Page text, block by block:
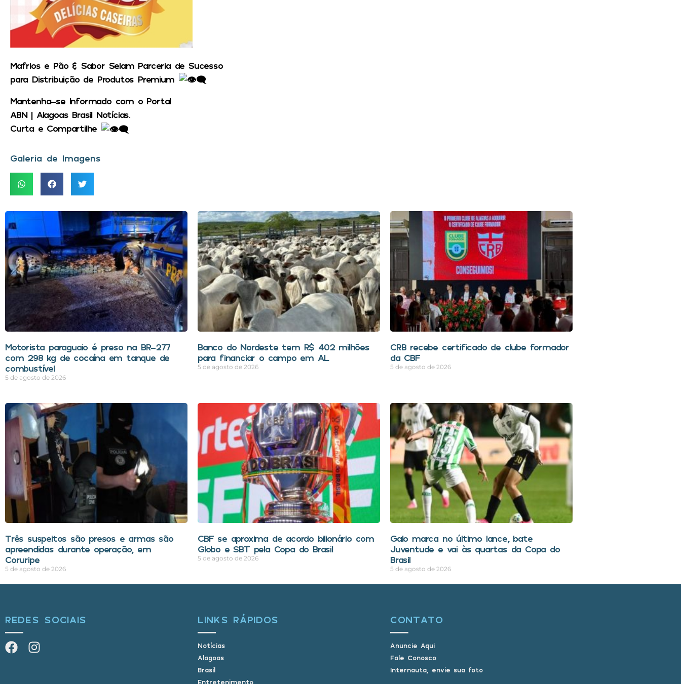
Mafrios e Pão & Sabor Selam Parceria de Sucesso
para Distribuição de Produtos Premium
Mantenha-se Informado com o Portal
ABN | Alagoas Brasil Notícias.
Curta e Compartilhe
Galeria de Imagens
Motorista paraguaio é preso na BR-277
com 298 kg de cocaína em tanque de
combustível
5 de agosto de 2026
Banco do Nordeste tem R$ 402 milhões
para financiar o campo em AL
5 de agosto de 2026
CRB recebe certificado de clube formador
da CBF
5 de agosto de 2026
Três suspeitos são presos e armas são
apreendidas durante operação, em
Coruripe
5 de agosto de 2026
CBF se aproxima de acordo bilionário com
Globo e SBT pela Copa do Brasil
5 de agosto de 2026
Galo marca no último lance, bate
Juventude e vai às quartas da Copa do
Brasil
5 de agosto de 2026
REDES SOCIAIS LINKS RÁPIDOS
Notícias
Alagoas
Brasil
Entretenimento
CONTATO
Anuncie Aqui
Fale Conosco
Internauta, envie sua foto